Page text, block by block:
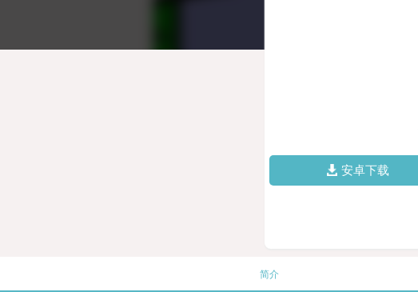
安卓下载
简介